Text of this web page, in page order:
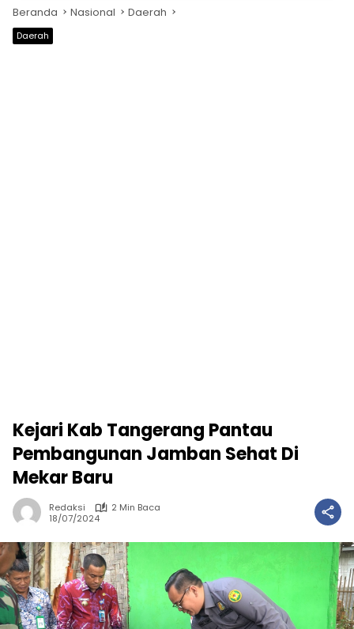
Beranda Nasional Daerah
Daerah
Kejari Kab Tangerang Pantau
Pembangunan Jamban Sehat Di
Mekar Baru
Redaksi
2 Min Baca
18/07/2024